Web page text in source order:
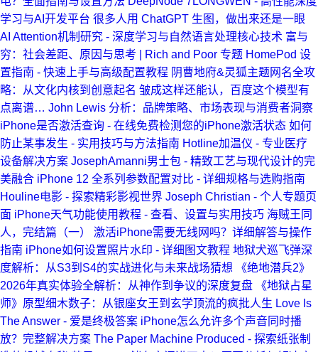
学习与AI开发平台 很多人用 ChatGPT 生图，做出来还是一眼
AI Attention机制研究 - 深度学习与自然语言处理核心技术 富与
穷：社会差距、原因与思考 | Rich and Poor 专题 HomePod 设
置指南 - 快速上手与高级配置教程 阴曹地府&灵狐主题网名全攻
略：从文化内核到创意起名 皱成这样还能认，百度这个模型有
点离谱… John Lewis 分析：品牌策略、市场表现与消费者洞察
iPhone是否激活查询 - 在线免费检测您的iPhone激活状态 如何
防止某事发生 - 实用技巧与方法指南 Hotline加温仪 - 专业医疗
设备解决方案 JosephAmanni男士包 - 精致工艺与现代设计的完
美融合 iPhone 12 全系列参数配置对比 - 详细规格与选购指南
Houline电影 - 探索精彩影视世界 Joseph Christian - 个人专题页
面 iPhone天气功能使用教程 - 查看、设置与实用技巧 海贼王同
人，完结篇（一）
激活iPhone需要无线网吗？详细解答与操作
指南 iPhone如何设置照片水印 - 详细图文教程 地狱犬巡飞弹深
度解析：从S3到S4的实战进化与未来战场猜想
《绝地潜兵2》
2026年真实体验全解析：从神作到争议的深度复盘
《地狱占星
师》原型细木数子：从银座女王到玄学顶流的疯批人生 Love Is
The Answer - 爱是终极答案 iPhone怎么允许多个声音同时播
放？完整解决方案 The Paper Machine Produced - 探索纸张制